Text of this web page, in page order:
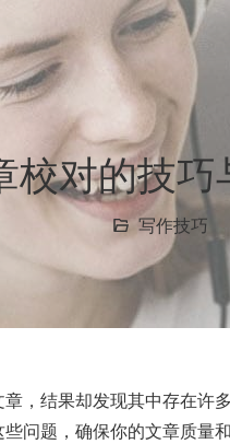
校对的技
写作技巧
，结果却发现其中存在许
问题，确保你的文章质量